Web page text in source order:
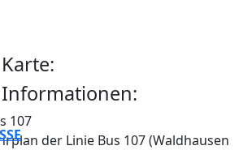
Karte:
Informationen:
107
der Linie Bus 107 (Waldhausen